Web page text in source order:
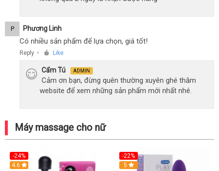
P Phương Linh
Có nhiều sản phẩm để lựa chọn, giá tốt!
Reply ● Like
Cẩm Tú ADMIN
Cảm ơn bạn, đừng quên thường xuyên ghé thăm
website để xem những sản phẩm mới nhất nhé.
Máy massage cho nữ
-24%
4.6
-22%
Hot
5